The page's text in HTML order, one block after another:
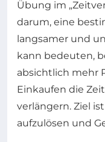
Übung im
darum, eine
langsamer und
kann bedeuten,
absichtlich mehr
Einkaufen die
verlängern. Ziel
aufzulösen und